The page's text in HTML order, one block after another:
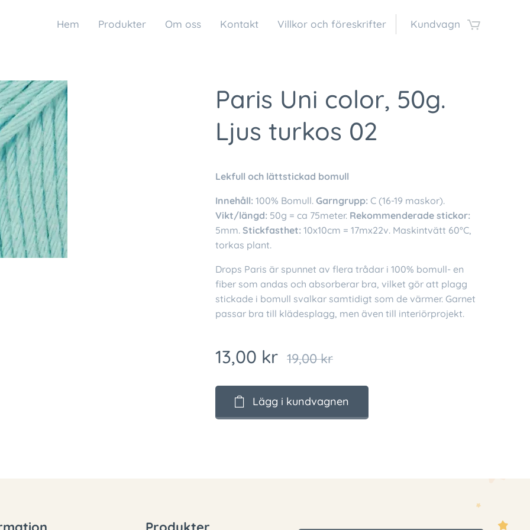
Hem Produkter Om oss Kontakt Villkor och föreskrifter Kundvagn
Paris Uni color, 50g.
Ljus turkos 02
Lekfull och lättstickad bomull
Innehåll: 100% Bomull. Garngrupp: C (16-19 maskor).
Vikt/längd: 50g = ca 75meter. Rekommenderade stickor:
5mm. Stickfasthet: 10x10cm = 17mx22v. Maskintvätt 60°C,
torkas plant.
Drops Paris är spunnet av flera trådar i 100% bomull- en
fiber som andas och absorberar bra, vilket gör att plagg
stickade i bomull svalkar samtidigt som de värmer. Garnet
passar bra till klädesplagg, men även till interiörprojekt.
13,00 kr 19,00kr
Lägg i kundvagnen